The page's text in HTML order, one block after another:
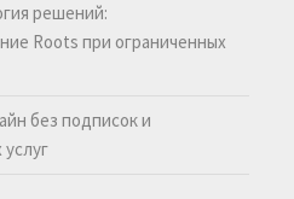
решений:
Roots при ограниченных
без подписок и